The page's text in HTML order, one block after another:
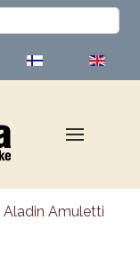
Aladin Amuletti